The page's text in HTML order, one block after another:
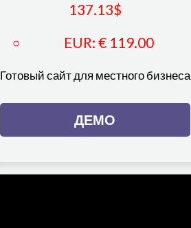
137.13$
EUR: € 119.00
Готовый сайт для местного бизнеса
ДЕМО